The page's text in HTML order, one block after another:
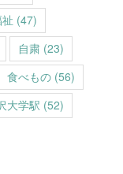
(47)
自粛 (23)
食べもの (56)
大学駅 (52)